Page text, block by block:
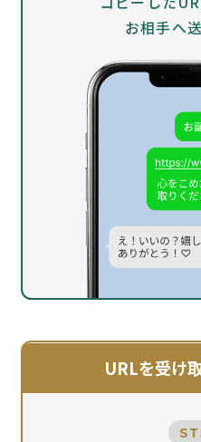
お相手へ
URLを受け